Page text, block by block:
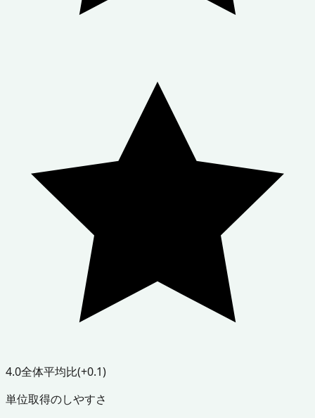
4.0全体平均比(+0.1)
単位取得のしやすさ